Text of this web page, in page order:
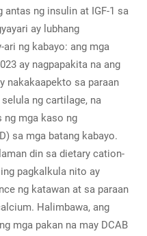
antas ng insulin at IGF-1 sa
ay lubhang
ari ng kabayo: ang mga
ay nagpapakita na ang
nakakaapekto sa paraan
ng cartilage, na
ng mga kaso ng
sa mga batang kabayo.
din sa dietary cation-
pagkalkula nito ay
ng katawan at sa paraan
Halimbawa, ang
mga pakan na may DCAB